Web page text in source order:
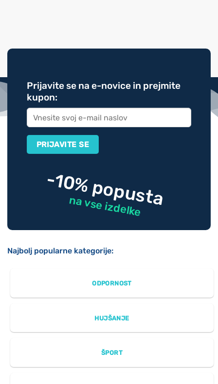
Prijavite se na e-novice in prejmite
kupon:
-10% popusta
na vse izdelke
Najbolj popularne kategorije:
ODPORNOST
HUJŠANJE
ŠPORT